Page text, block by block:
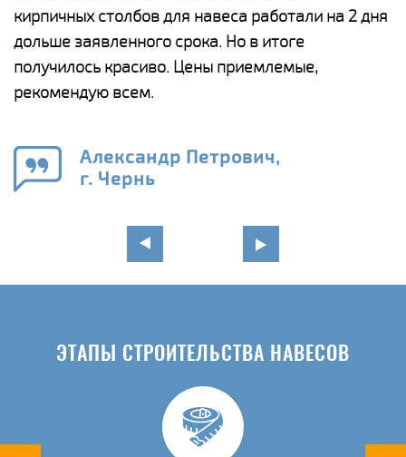
кирпичных столбов для навеса работали на 2 дня
дольше заявленного срока. Но в итоге
получилось красиво. Цены приемлемые,
рекомендую всем.
Александр Петрович,
г. Чернь
ЭТАПЫ СТРОИТЕЛЬСТВА НАВЕСОВ